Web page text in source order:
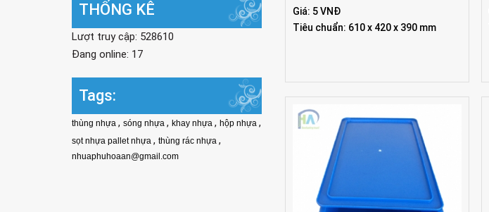
Giá: 5 VNĐ
Tiêu chuẩn: 610 x 420 x 390 mm
THỐNG KÊ
Lượt truy cập: 528610
Đang online: 17
Tags:
thùng nhựa , sóng nhựa , khay nhựa , hộp nhựa ,
sọt nhựa pallet nhựa , thùng rác nhựa ,
nhuaphuhoaan@gmail.com